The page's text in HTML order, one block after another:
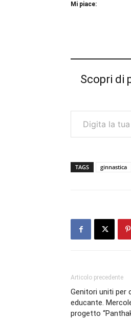
Mi piace:
Scopri di
Digita la tua e-mail...
TAGS ginnastica
Articolo precedente
Genitori uniti per
educante.
progetto